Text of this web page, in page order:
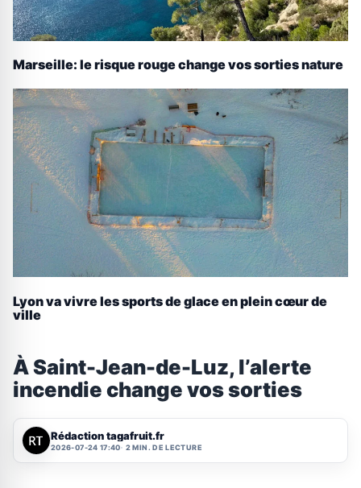
Marseille: le risque rouge change vos sorties nature
Lyon va vivre les sports de glace en plein cœur de
ville
À Saint-Jean-de-Luz, l’alerte
incendie change vos sorties
Rédaction tagafruit.fr
2026-07-24 17:40 2 MIN. DE LECTURE